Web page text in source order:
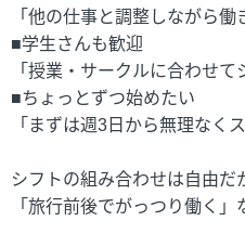
「他の仕事と調整しながら働
■学生さんも歓迎
「授業・サークルに合わせて
■ちょっとずつ始めたい
「まずは週3日から無理なく
シフトの組み合わせは自由だ
「旅行前後でがっつり働く